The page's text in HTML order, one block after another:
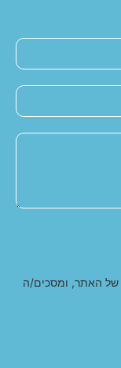
של האתר, ומסכים/ה